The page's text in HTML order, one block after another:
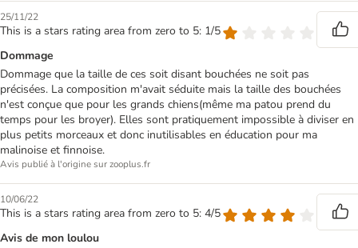
25/11/22
This is a stars rating area from zero to 5: 1/5
Dommage
Dommage que la taille de ces soit disant bouchées ne soit pas
précisées. La composition m'avait séduite mais la taille des bouchées
n'est conçue que pour les grands chiens(même ma patou prend du
temps pour les broyer). Elles sont pratiquement impossible à diviser en
plus petits morceaux et donc inutilisables en éducation pour ma
malinoise et finnoise.
Avis publié à l'origine sur zooplus.fr
10/06/22
This is a stars rating area from zero to 5: 4/5
Avis de mon loulou